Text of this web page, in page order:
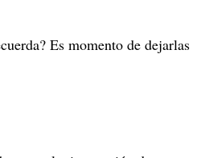
Es momento de dejarlas